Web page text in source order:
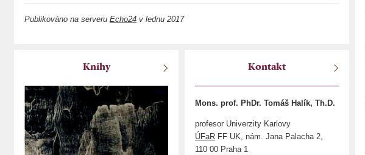
Publikováno na serveru Echo24 v lednu 2017
Knihy Kontakt
Mons. prof. PhDr. Tomáš Halík, Th.D.
profesor Univerzity Karlovy
ÚFaR FF UK, nám. Jana Palacha 2,
110 00 Praha 1